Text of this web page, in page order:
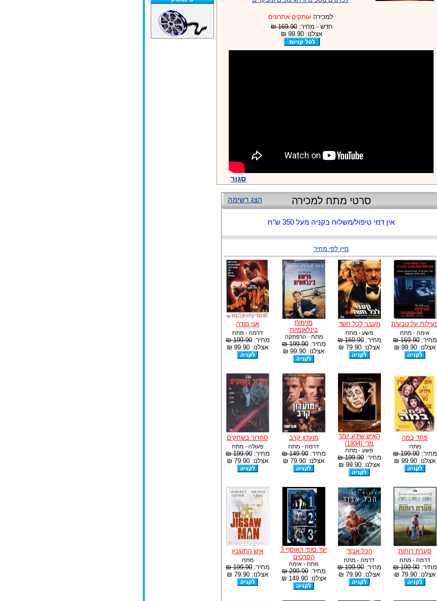
למכירה עותקים אחרונים
חדש - מחיר: 169.90 ₪
אצלנו: 99.90 ₪
סגור
הצג רשימה סרטי מתח למכירה
אין דמי טיפול/משלוח בקניה מעל 350 ש"ח
מיין לפי מחיר
על טבעית
אימה - מתח
מחיר:169.90 ₪
אצלנו: 99.90 ₪
מעבר לכל חשד
פשע - מתח
מחיר:169.90 ₪
אצלנו: 79.90 ₪
מזימות
בינלאומיות
מתח - הרפתקה
מחיר:199.90 ₪
אצלנו: 99.90 ₪
אני מודה
דרמה - מתח
מחיר:199.90 ₪
אצלנו: 99.90 ₪
פחד במה
מתח
מחיר:199.90 ₪
אצלנו: 99.90 ₪
האיש שידע יותר
מדי (1934)
פשע - מתח
מחיר:199.90 ₪
אצלנו: 99.90 ₪
מועדון קרב
דרמה - מתח
מחיר:149.90 ₪
אצלנו: 79.90 ₪
סחרור בשחקים
פעולה - מתח
מחיר:199.90 ₪
אצלנו: 79.90 ₪
סערת רוחות
דרמה - מתח
מחיר:199.90 ₪
אצלנו: 79.90 ₪
הכל אבוד
דרמה - מתח
מחיר:199.90 ₪
אצלנו: 79.90 ₪
יעד סופי האוסף 3
הסרטים
מתח - אימה
מחיר:299.90 ₪
אצלנו: 149.90 ₪
איש התשבץ
מתח
מחיר:199.90 ₪
אצלנו: 79.90 ₪